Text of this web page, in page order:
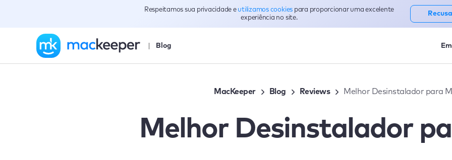
Blog
MacKeeper Blog Reviews Melhor Desinstalador para
Melhor Desinstalador
Respeitamos sua privacidade e utilizamos cookies para proporcionar uma excelente
experiência no site.